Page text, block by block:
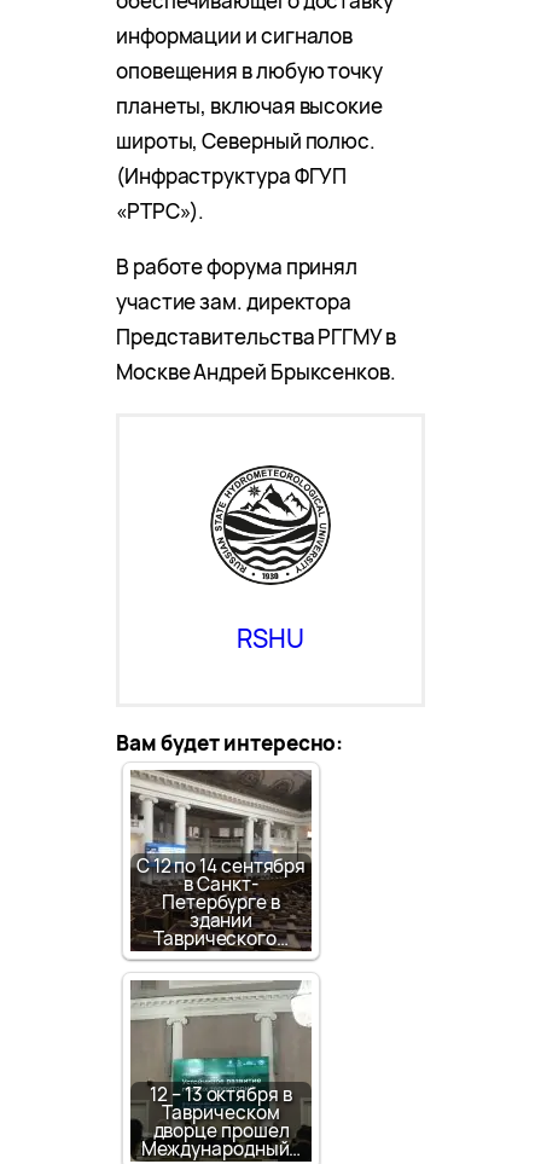
информации и сигналов
оповещения в любую точку
планеты, включая высокие
широты, Северный полюс.
(Инфраструктура ФГУП
«РТРС»).
В работе форума принял
участие зам. директора
Представительства РГГМУ в
Москве Андрей Брыксенков.
RSHU
Вам будет интересно:
С 12 по 14 сентября
в Санкт-
Петербурге в
здании
Таврического…
12 – 13 октября в
Таврическом
дворце прошел
Международный…